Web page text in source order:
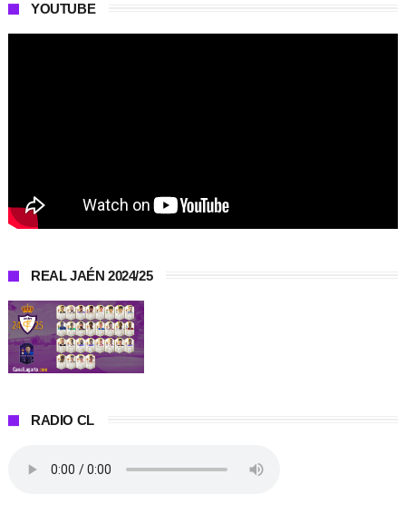
YOUTUBE
REAL JAÉN 2024/25
RADIO CL